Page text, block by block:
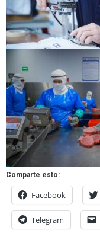
Comparte esto:
Facebook
Telegram